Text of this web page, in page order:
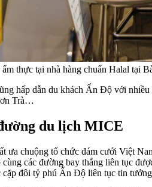
thực tại nhà hàng chuẩn Halal tại
hấp dẫn du khách Ấn Độ với
Trà…
du lịch MICE
ưa chuộng tổ chức đám cưới Việt
các đường bay thẳng liên tục
đôi tỷ phú Ấn Độ liên tục tin